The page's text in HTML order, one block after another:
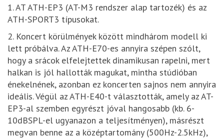
1. AT ATH-EP3 (AT-M3 rendszer alap tartozék) és az
ATH-SPORT3 típusokat.
2. Koncert körülmények között mindhárom modell ki
lett próbálva. Az ATH-E70-es annyira szépen szólt,
hogy a srácok elfelejtettek dinamikusan rapelni, mert
halkan is jól hallották magukat, mintha stúdióban
énekelnének, azonban ez koncerten sajnos nem annyira
ideális. Végül az ATH-E40-t választották, amely az AT-
EP3-al szemben egyrészt jóval hangosabb (kb. 6-
10dBSPL-el ugyanazon a teljesítményen), másrészt
megvan benne az a középtartomány (500Hz-2.5kHz),